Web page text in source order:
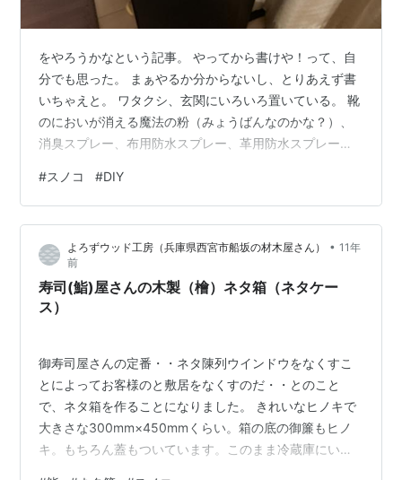
をやろうかなという記事。 やってから書けや！って、自
分でも思った。 まぁやるか分からないし、とりあえず書
いちゃえと。 ワタクシ、玄関にいろいろ置いている。 靴
のにおいが消える魔法の粉（みょうばんなのかな？）、
消臭スプレー、布用防水スプレー、革用防水スプレー、
困っていないんだけど、アルコールを床に置くとちょっ
と低いので、台があるといいかなぁと思っていた。 第一
候補はキッチン用の台。よく100均にある積み重ねられる
やつ。でもあれだと高さが足りなくて、スプレー類が下
に置けない。 やっぱり、スプレー類を下に置いても取り
出しにくくない、というのが理想形…
#スノコ #DIY
よろずウッド工房（兵庫県西宮市船坂の材木屋さん） • 11年
前
寿司(鮨)屋さんの木製（檜）ネタ箱（ネタケー
ス）
御寿司屋さんの定番・・ネタ陳列ウインドウをなくすこ
とによってお客様のと敷居をなくすのだ・・とのこと
で、ネタ箱を作ることになりました。 きれいなヒノキで
大きさな300mm×450mmくらい。箱の底の御簾もヒノ
キ。もちろん蓋もついています。このまま冷蔵庫にい